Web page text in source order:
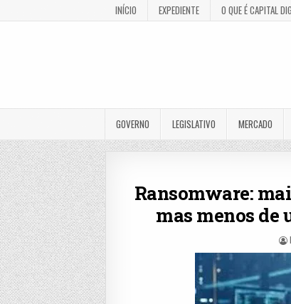
INÍCIO EXPEDIENTE O QUE É CAPITAL
GOVERNO LEGISLATIVO MERCADO
Ransomware:
mas menos de